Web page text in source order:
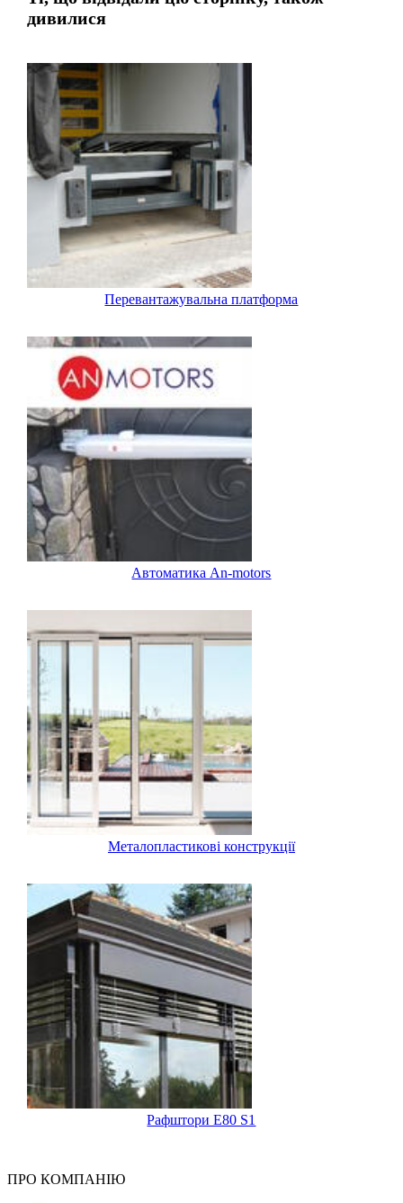
дивилися
Перевантажувальна платформа
Автоматика An-motors
Металопластикові конструкції
Рафштори Е80 S1
ПРО КОМПАНІЮ